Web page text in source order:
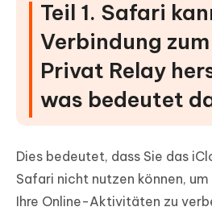
Lösung 7:
iPhone/iPad)
Teil 4. Ultimative
Fehler „Kann keine
iCloud Privat Relay
Klick beheben
Teil 5. Häufig gestellte
„Safari kann keine
iCloud Privat Relay
Teil 1. Safari
Verbindung
Privat Relay
was bedeutet
Dies bedeutet, dass Sie das
Safari nicht nutzen können, um
Ihre Online-Aktivitäten zu